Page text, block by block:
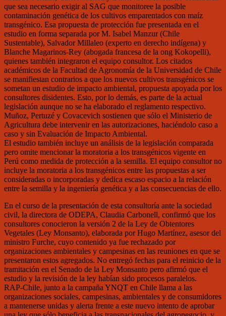
que sea necesario exigir al SAG que monitoree la posible
contaminación genética de los cultivos emparentados con maíz
transgénico. Esa propuesta de protección fue presentada en el
estudio en forma separada por M. Isabel Manzur (Chile
Sustentable), Salvador Millaleo (experto en derecho indígena) y
Blanche Magarinos-Rey (abogada francesa de la ong Kokopelli),
quienes también integraron el equipo consultor. Los citados
académicos de la Facultad de Agronomía de la Universidad de Chile
se manifiestan contrarios a que los nuevos cultivos transgénicos se
sometan un estudio de impacto ambiental, propuesta apoyada por los
consultores disidentes. Esto, por lo demás, es parte de la actual
legislación aunque no se ha elaborado el reglamento respectivo.
Muñoz, Pertuzé y Covacevich sostienen que sólo el Ministerio de
Agricultura debe intervenir en las autorizaciones, haciéndolo caso a
caso y sin Evaluación de Impacto Ambiental.
El estudio también incluye un análisis de la legislación comparada
pero omite mencionar la moratoria a los transgénicos vigente en
Perú como medida de protección a la semilla. El equipo consultor no
incluye la moratoria a los transgénicos entre las propuestas a ser
consideradas o incorporadas y dedica escaso espacio a la relación
entre la semilla y la ingeniería genética y a las consecuencias de ello.
En el curso de la presentación de esta consultoría ante la sociedad
civil, la directora de ODEPA, Claudia Carbonell, confirmó que los
consultores conocieron la versión 2 de la Ley de Obtentores
Vegetales (Ley Monsanto), elaborada por Hugo Martínez, asesor del
ministro Furche, cuyo contenido ya fue rechazado por
organizaciones ambientales y campesinas en las reuniones en que se
presentaron estos agregados. No entregó fechas para el reinicio de la
tramitación en el Senado de la Ley Monsanto pero afirmó que el
estudio y la revisión de la ley habían sido procesos paralelos.
RAP-Chile, junto a la campaña YNQT en Chile llama a las
organizaciones sociales, campesinas, ambientales y de consumidores
a mantenerse unidas y alerta frente a este nuevo intento de aprobar